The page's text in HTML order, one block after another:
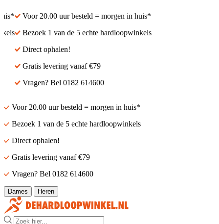
Voor 20.00 uur besteld = morgen in huis*
Bezoek 1 van de 5 echte hardloopwinkels
Direct ophalen!
Gratis levering vanaf €79
Vragen? Bel 0182 614600
Voor 20.00 uur besteld = morgen in huis*
Bezoek 1 van de 5 echte hardloopwinkels
Direct ophalen!
Gratis levering vanaf €79
Vragen? Bel 0182 614600
Dames Heren
Zoek